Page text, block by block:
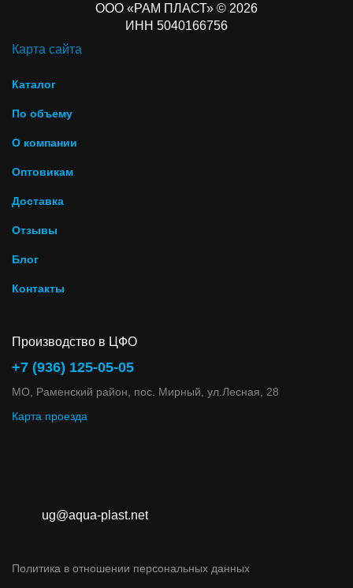
ООО «РАМ ПЛАСТ» © 2026
ИНН 5040166756
Карта сайта
Каталог
По объему
О компании
Оптовикам
Доставка
Отзывы
Блог
Контакты
Производство в ЦФО
+7 (936) 125-05-05
МО, Раменский район, пос. Мирный, ул.Лесная, 28
Карта проезда
ug@aqua-plast.net
Политика в отношении персональных данных